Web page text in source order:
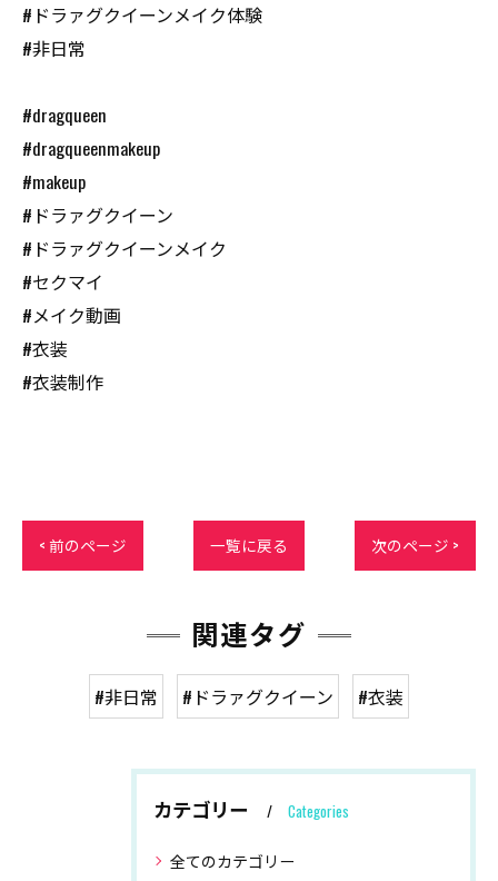
#ドラァグクイーンメイク体験
#非日常
#dragqueen
#dragqueenmakeup
#makeup
#ドラァグクイーン
#ドラァグクイーンメイク
#セクマイ
#メイク動画
#衣装
#衣装制作
< 前のページ 一覧に戻る 次のページ >
関連タグ
#非日常 #ドラァグクイーン #衣装
カテゴリー Categories
全てのカテゴリー